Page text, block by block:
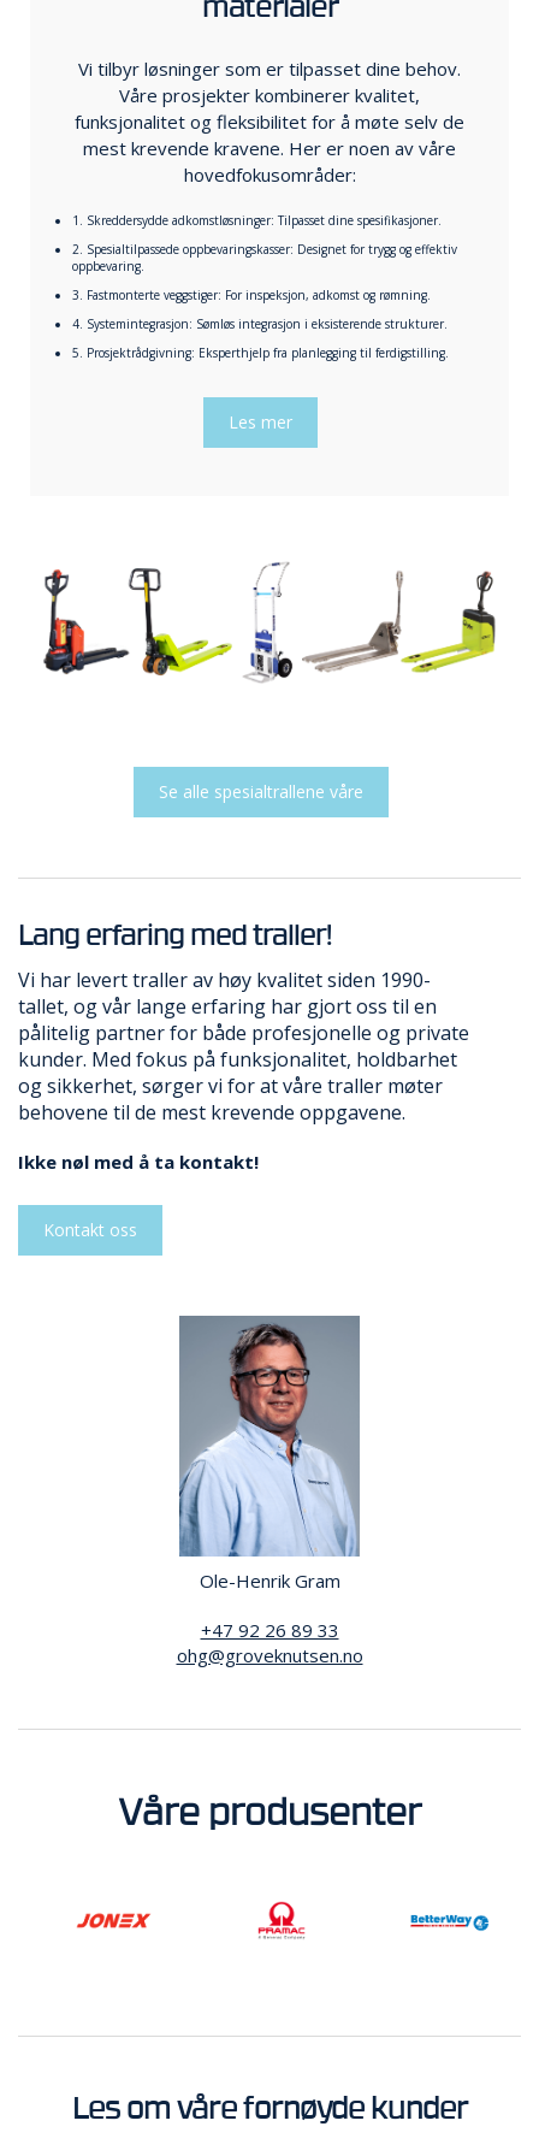
materialer
Vi tilbyr løsninger som er tilpasset dine behov.
Våre prosjekter kombinerer kvalitet,
funksjonalitet og fleksibilitet for å møte selv de
mest krevende kravene. Her er noen av våre
hovedfokusområder:
1. Skreddersydde adkomstløsninger: Tilpasset dine spesifikasjoner.
2. Spesialtilpassede oppbevaringskasser: Designet for trygg og effektiv
oppbevaring.
3. Fastmonterte veggstiger: For inspeksjon, adkomst og rømning.
4. Systemintegrasjon: Sømløs integrasjon i eksisterende strukturer.
5. Prosjektrådgivning: Eksperthjelp fra planlegging til ferdigstilling.
Les mer
Se alle spesialtrallene våre
Lang erfaring med traller!
Vi har levert traller av høy kvalitet siden 1990-
tallet, og vår lange erfaring har gjort oss til en
pålitelig partner for både profesjonelle og private
kunder. Med fokus på funksjonalitet, holdbarhet
og sikkerhet, sørger vi for at våre traller møter
behovene til de mest krevende oppgavene.
Ikke nøl med å ta kontakt!
Kontakt oss
Ole-Henrik Gram
+47 92 26 89 33
ohg@groveknutsen.no
Våre produsenter
Les om våre fornøyde kunder